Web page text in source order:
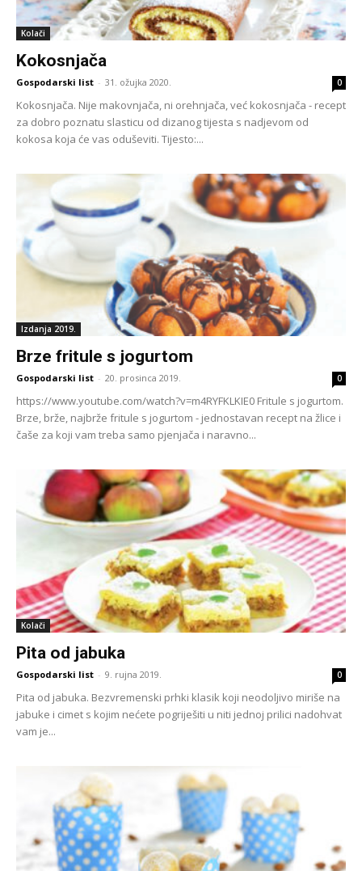
Kolači
Kokosnjača
Gospodarski list - 31. ožujka 2020. 0
Kokosnjača. Nije makovnjača, ni orehnjača, već kokosnjača - recept
za dobro poznatu slasticu od dizanog tijesta s nadjevom od
kokosa koja će vas oduševiti. Tijesto:...
Izdanja 2019.
Brze fritule s jogurtom
Gospodarski list - 20. prosinca 2019. 0
https://www.youtube.com/watch?v=m4RYFKLKIE0 Fritule s jogurtom.
Brze, brže, najbrže fritule s jogurtom - jednostavan recept na žlice i
čaše za koji vam treba samo pjenjača i naravno...
Kolači
Pita od jabuka
Gospodarski list - 9. rujna 2019. 0
Pita od jabuka. Bezvremenski prhki klasik koji neodoljivo miriše na
jabuke i cimet s kojim nećete pogriješiti u niti jednoj prilici nadohvat
vam je...